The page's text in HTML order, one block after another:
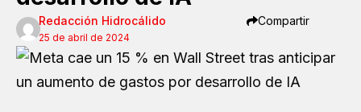
Redacción Hidrocálido
25 de abril de 2024
Compartir